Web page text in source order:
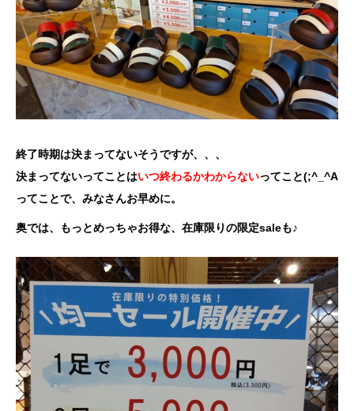
終了時期は決まってないそうですが、、、
決まってないってことはいつ終わるかわからないってこと(;^_^A
ってことで、みなさんお早めに。
奥では、もっとめっちゃお得な、在庫限りの限定saleも♪